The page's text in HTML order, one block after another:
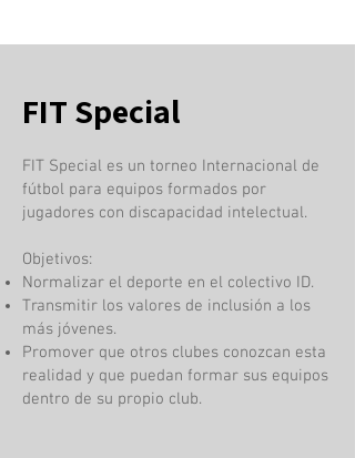
FIT Special
FIT Special es un torneo Internacional de
fútbol para equipos formados por
jugadores con discapacidad intelectual.
Objetivos:
Normalizar el deporte en el colectivo ID.
Transmitir los valores de inclusión a los
más jóvenes.
Promover que otros clubes conozcan esta
realidad y que puedan formar sus equipos
dentro de su propio club.